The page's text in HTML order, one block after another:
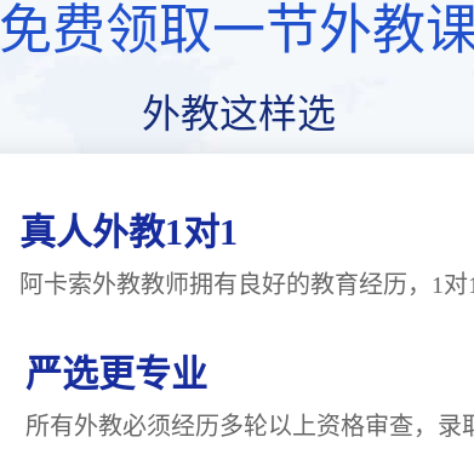
免费领取一节外教
外教这样选
真人外教1对1
阿卡索外教教师拥有良好的教育经历，1
严选更专业
所有外教必须经历多轮以上资格审查